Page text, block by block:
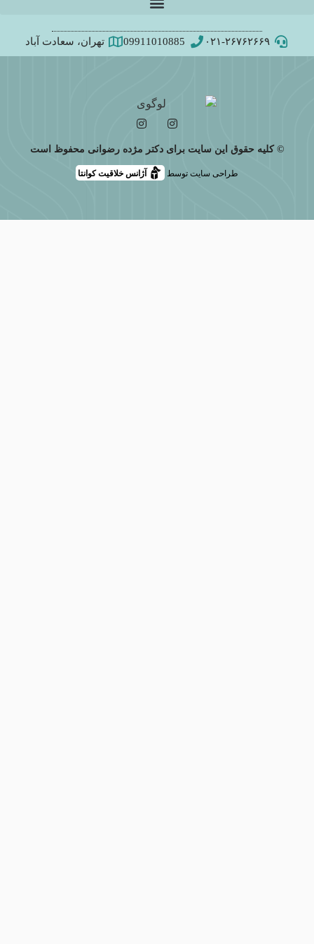
۰۲۱-۲۶۷۶۲۶۶۹ 09911010885 تهران، سعادت آباد
© کلیه حقوق این سایت برای دکتر مژده رضوانی محفوظ است
طراحی سایت توسط آژانس خلاقیت کوانتا